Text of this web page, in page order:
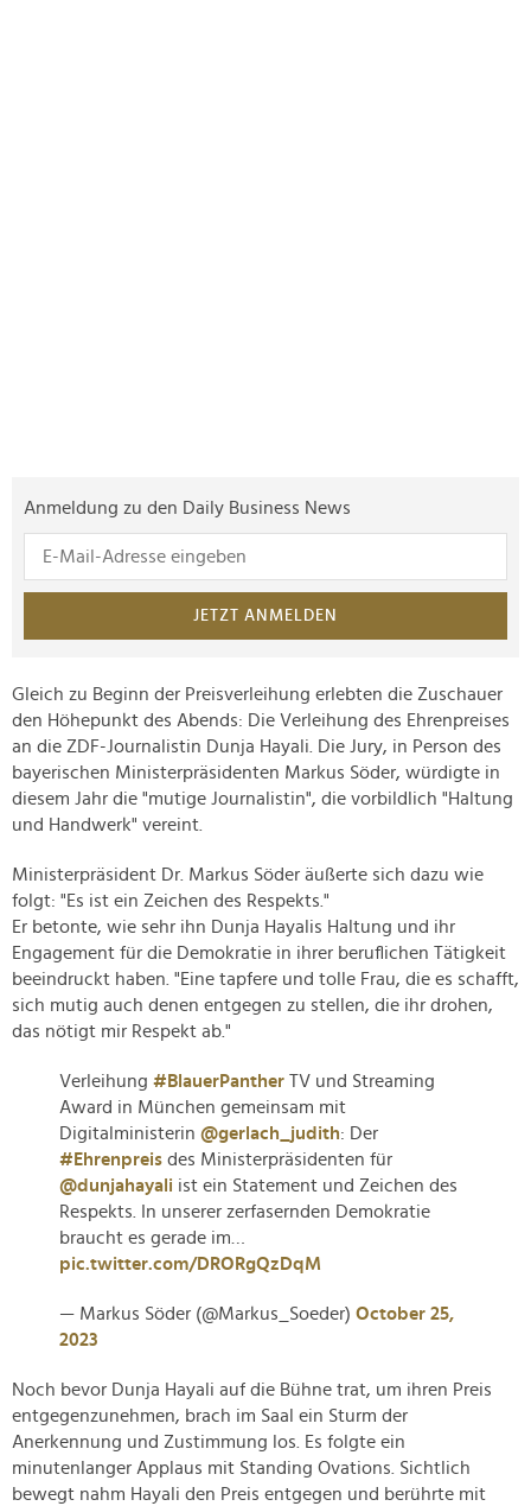
Anmeldung zu den Daily Business News
JETZT ANMELDEN
Gleich zu Beginn der Preisverleihung erlebten die Zuschauer
den Höhepunkt des Abends: Die Verleihung des Ehrenpreises
an die ZDF-Journalistin Dunja Hayali. Die Jury, in Person des
bayerischen Ministerpräsidenten Markus Söder, würdigte in
diesem Jahr die "mutige Journalistin", die vorbildlich "Haltung
und Handwerk" vereint.
Ministerpräsident Dr. Markus Söder äußerte sich dazu wie
folgt: "Es ist ein Zeichen des Respekts."
Er betonte, wie sehr ihn Dunja Hayalis Haltung und ihr
Engagement für die Demokratie in ihrer beruflichen Tätigkeit
beeindruckt haben. "Eine tapfere und tolle Frau, die es schafft,
sich mutig auch denen entgegen zu stellen, die ihr drohen,
das nötigt mir Respekt ab."
Verleihung #BlauerPanther TV und Streaming
Award in München gemeinsam mit
Digitalministerin @gerlach_judith: Der
#Ehrenpreis des Ministerpräsidenten für
@dunjahayali ist ein Statement und Zeichen des
Respekts. In unserer zerfasernden Demokratie
braucht es gerade im…
pic.twitter.com/DRORgQzDqM
— Markus Söder (@Markus_Soeder) October 25,
2023
Noch bevor Dunja Hayali auf die Bühne trat, um ihren Preis
entgegenzunehmen, brach im Saal ein Sturm der
Anerkennung und Zustimmung los. Es folgte ein
minutenlanger Applaus mit Standing Ovations. Sichtlich
bewegt nahm Hayali den Preis entgegen und berührte mit